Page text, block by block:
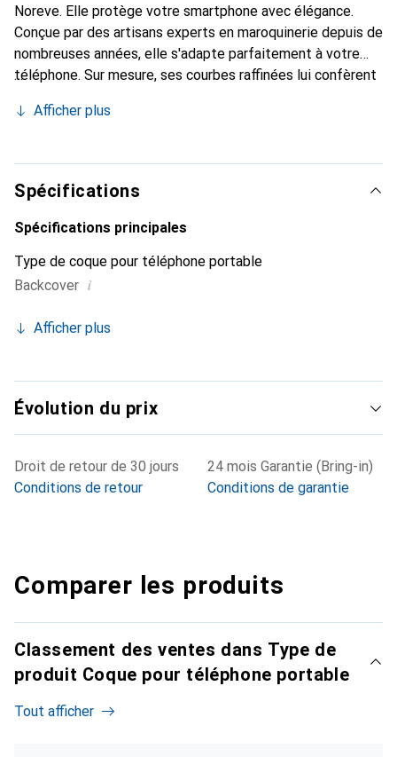
Noreve. Elle protège votre smartphone avec élégance.
Conçue par des artisans experts en maroquinerie depuis de
nombreuses années, elle s'adapte parfaitement à votre
téléphone. Sur mesure, ses courbes raffinées lui confèrent
et indispensable pour votre smartphone. Reconnaissable à
marque Noreve est un choix sûr pour une clientèle
exigeante.
Afficher plus
Spécifications
Spécifications principales
Type de coque pour téléphone portable
Backcover i
Afficher plus
Évolution du prix
Droit de retour de 30 jours
Conditions de retour
24 mois Garantie (Bring-in)
Conditions de garantie
Comparer les produits
Classement des ventes dans Type de
produit Coque pour téléphone portable
Tout afficher